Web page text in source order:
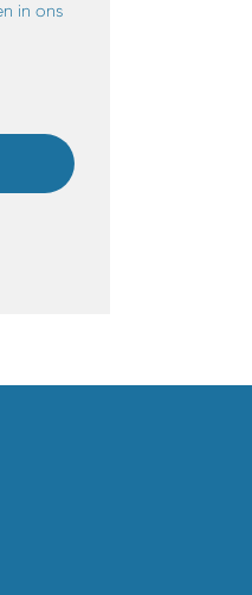
in ons